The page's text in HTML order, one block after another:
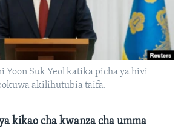
Yoon Suk Yeol katika picha ya hivi
akilihutubia taifa.
kikao cha kwanza cha umma